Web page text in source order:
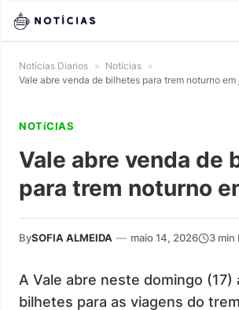
Notícias Diarios » Notícias »
Vale abre venda de bilhetes para trem noturno em
NOTíCIAS
Vale abre venda de
para trem noturno
BySOFIA ALMEIDA — maio 14, 2026 3 min
A Vale abre neste domingo (17)
bilhetes para as viagens do